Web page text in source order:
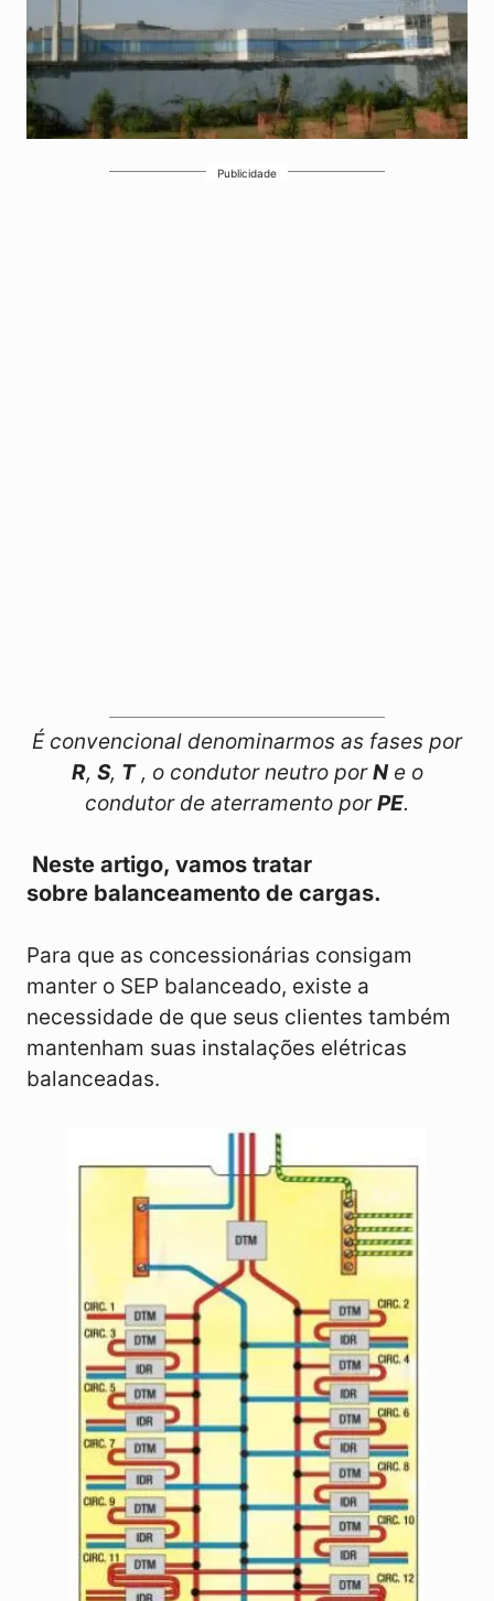
Publicidade
É convencional denominarmos as fases por
R, S, T, o condutor neutro porNe o
condutor de aterramento porPE.
Neste artigo, vamos tratar
sobre balanceamento de cargas.
Para que as concessionárias consigam
manter o SEP balanceado, existe a
necessidade de que seus clientes também
mantenham suas instalações elétricas
balanceadas.